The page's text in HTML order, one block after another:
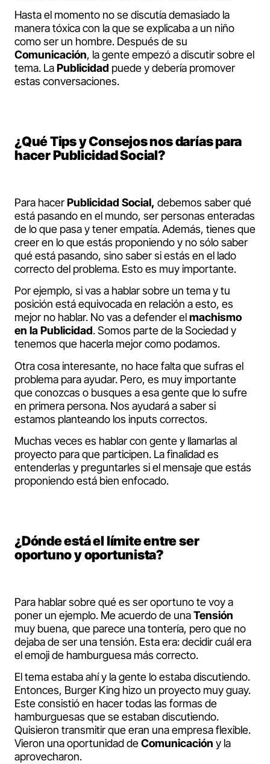
Hasta el momento no se discutía demasiado la
manera tóxica con la que se explicaba a un niño
como ser un hombre. Después de su
Comunicación, la gente empezó a discutir sobre el
tema. LaPublicidad puede y debería promover
estas conversaciones.
¿Qué Tips y Consejos nos darías para
hacer Publicidad Social?
Para hacerPublicidad Social, debemos saber qué
está pasando en el mundo, ser personas enteradas
de lo que pasa y tener empatía. Además, tienes que
creer en lo que estás proponiendo y no sólo saber
qué está pasando, sino saber si estás en el lado
correcto del problema. Esto es muy importante.
Por ejemplo, si vas a hablar sobre un tema y tu
posición está equivocada en relación a esto, es
mejor no hablar. No vas a defender elmachismo
en la Publicidad. Somos parte de la Sociedad y
tenemos que hacerla mejor como podamos.
Otra cosa interesante, no hace falta que sufras el
problema para ayudar. Pero, es muy importante
que conozcas o busques a esa gente que lo sufre
en primera persona. Nos ayudará a saber si
estamos planteando los inputs correctos.
Muchas veces es hablar con gente y llamarlas al
proyecto para que participen. La finalidad es
entenderlas y preguntarles si el mensaje que estás
proponiendo está bien enfocado.
¿Dónde está el límite entre ser
oportuno y oportunista?
Para hablar sobre qué es ser oportuno te voy a
poner un ejemplo. Me acuerdo de unaTensión
muy buena, que parece una tontería, pero que no
dejaba de ser una tensión. Esta era: decidir cuál era
el emoji de hamburguesa más correcto.
El tema estaba ahí y la gente lo estaba discutiendo.
Entonces, Burger King hizo un proyecto muy guay.
Este consistió en hacer todas las formas de
hamburguesas que se estaban discutiendo.
Quisieron transmitir que eran una empresa flexible.
Vieron una oportunidad deComunicación y la
aprovecharon.